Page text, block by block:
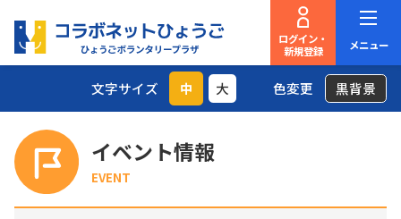
ログイン・
新規登録
メニュー
文字サイズ 中 大 色変更 黒背景
イベント情報
EVENT